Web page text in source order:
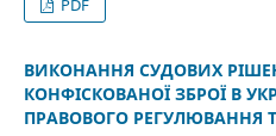
PDF
ВИКОНАННЯ СУДОВИХ
КОНФІСКОВАНОЇ ЗБРОЇ В
ПРАВОВОГО РЕГУЛЮВАННЯ